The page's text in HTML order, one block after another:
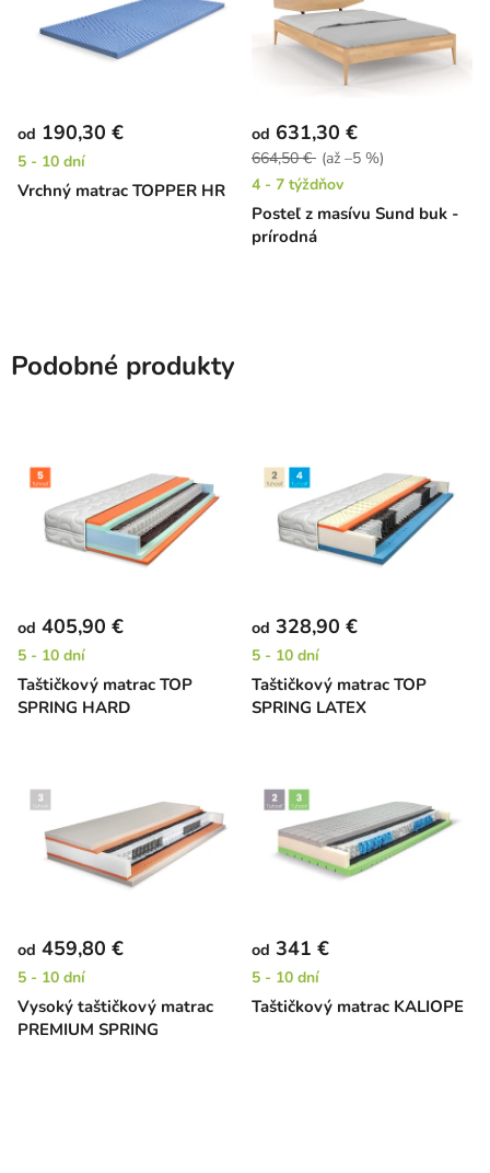
Vrchný matrac TOPPER HR
od 190,30 €
5 - 10 dní
Posteľ z masívu Sund buk -
prírodná
od 631,30 €
664,50 € (až –5 %)
4 - 7 týždňov
Podobné produkty
Taštičkový matrac TOP
SPRING HARD
od 405,90 €
5 - 10 dní
Taštičkový matrac TOP
SPRING LATEX
od 328,90 €
5 - 10 dní
Vysoký taštičkový matrac
PREMIUM SPRING
od 459,80 €
5 - 10 dní
Taštičkový matrac KALIOPE
od 341 €
5 - 10 dní